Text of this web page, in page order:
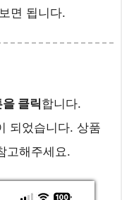
면 됩니다.
클릭합니다.
되었습니다. 상품
고해주세요.